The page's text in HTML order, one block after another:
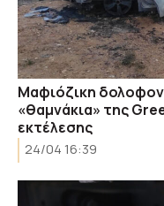
Μαφιόζικη
«θαμνάκια» της
εκτέλεσης
24/04 16:39